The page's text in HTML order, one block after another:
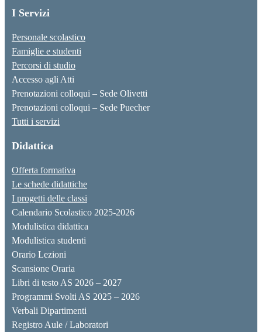
I Servizi
Personale scolastico
Famiglie e studenti
Percorsi di studio
Accesso agli Atti
Prenotazioni colloqui – Sede Olivetti
Prenotazioni colloqui – Sede Puecher
Tutti i servizi
Didattica
Offerta formativa
Le schede didattiche
I progetti delle classi
Calendario Scolastico 2025-2026
Modulistica didattica
Modulistica studenti
Orario Lezioni
Scansione Oraria
Libri di testo AS 2026 – 2027
Programmi Svolti AS 2025 – 2026
Verbali Dipartimenti
Registro Aule / Laboratori